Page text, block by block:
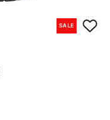
SALE